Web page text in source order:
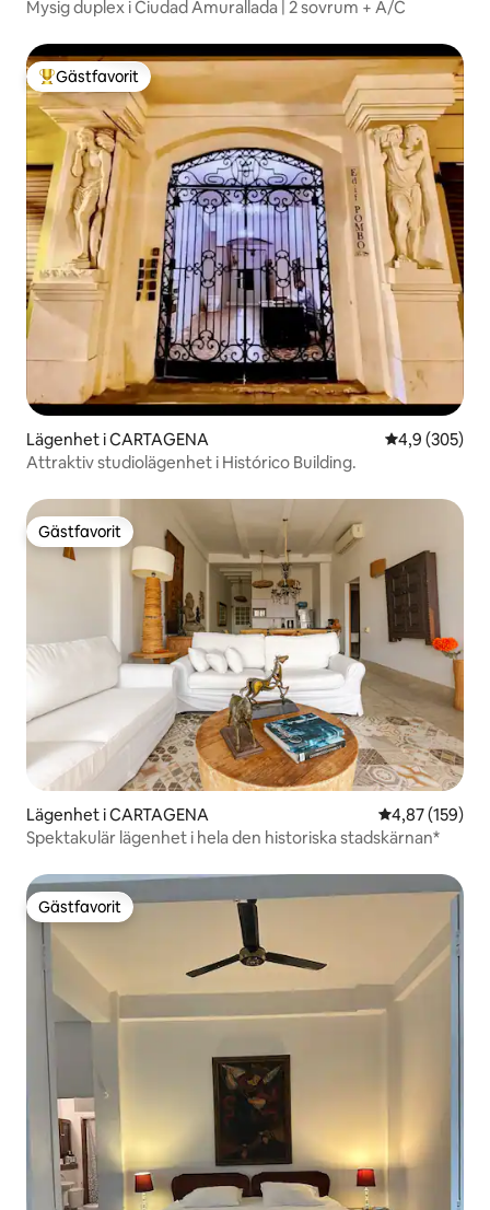
Mysig duplex i Ciudad Amurallada | 2 sovrum + A/C
Populär gästfavorit
Gästfavorit
Lägenhet i CARTAGENA 4,9 av 5 i
4,9 (305)
Attraktiv studiolägenhet i Histórico Building.
Gästfavorit
Gästfavorit
Lägenhet i CARTAGENA 4,87 av 5 i
4,87 (159)
Spektakulär lägenhet i hela den historiska stadskärnan*
Gästfavorit
Gästfavorit